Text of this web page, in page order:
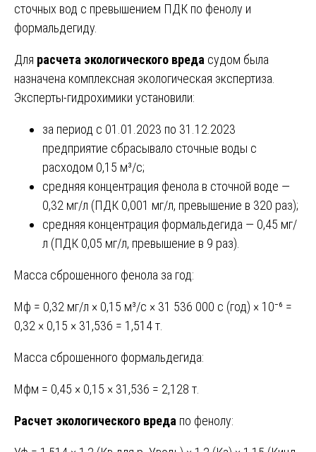
сточных вод с превышением ПДК по фенолу и
формальдегиду.
Для расчета экологического вреда судом была
назначена комплексная экологическая экспертиза.
Эксперты-гидрохимики установили:
за период с 01.01.2023 по 31.12.2023
предприятие сбрасывало сточные воды с
расходом 0,15 м³/с;
средняя концентрация фенола в сточной воде —
0,32 мг/л (ПДК 0,001 мг/л, превышение в 320 раз);
средняя концентрация формальдегида — 0,45 мг/
л (ПДК 0,05 мг/л, превышение в 9 раз).
Масса сброшенного фенола за год:
Мф = 0,32 мг/л × 0,15 м³/с × 31 536 000 с (год) × 10⁻⁶ =
0,32 × 0,15 × 31,536 = 1,514 т.
Масса сброшенного формальдегида:
Мфм = 0,45 × 0,15 × 31,536 = 2,128 т.
Расчет экологического вреда по фенолу: